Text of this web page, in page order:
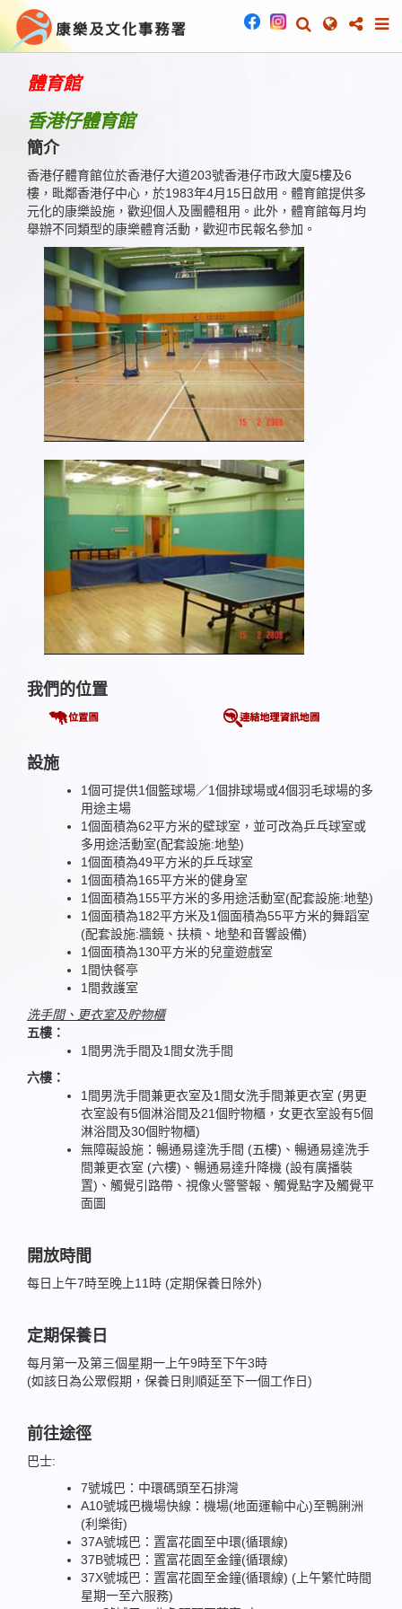
體育館
香港仔體育館
簡介
香港仔體育館位於香港仔大道203號香港仔市政大廈5樓及6
樓，毗鄰香港仔中心，於1983年4月15日啟用。體育館提供多
元化的康樂設施，歡迎個人及團體租用。此外，體育館每月均
舉辦不同類型的康樂體育活動，歡迎市民報名參加。
我們的位置
設施
1個可提供1個籃球場／1個排球場或4個羽毛球場的多
用途主場
1個面積為62平方米的壁球室，並可改為乒乓球室或
多用途活動室(配套設施:地墊)
1個面積為49平方米的乒乓球室
1個面積為165平方米的健身室
1個面積為155平方米的多用途活動室(配套設施:地墊)
1個面積為182平方米及1個面積為55平方米的舞蹈室
(配套設施:牆鏡、扶槓、地墊和音響設備)
1個面積為130平方米的兒童遊戲室
1間快餐亭
1間救護室
洗手間、更衣室及貯物櫃
五樓：
1間男洗手間及1間女洗手間
六樓：
1間男洗手間兼更衣室及1間女洗手間兼更衣室 (男更
衣室設有5個淋浴間及21個貯物櫃，女更衣室設有5個
淋浴間及30個貯物櫃)
無障礙設施：暢通易達洗手間 (五樓)、暢通易達洗手
間兼更衣室 (六樓)、暢通易達升降機 (設有廣播裝
置)、觸覺引路帶、視像火警警報、觸覺點字及觸覺平
面圖
開放時間
每日上午7時至晚上11時 (定期保養日除外)
定期保養日
每月第一及第三個星期一上午9時至下午3時
(如該日為公眾假期，保養日則順延至下一個工作日)
前往途徑
巴士:
7號城巴：中環碼頭至石排灣
A10號城巴機場快線：機場(地面運輸中心)至鴨脷洲
(利樂街)
37A號城巴：置富花園至中環(循環線)
37B號城巴：置富花園至金鐘(循環線)
37X號城巴：置富花園至金鐘(循環線) (上午繁忙時間
星期一至六服務)